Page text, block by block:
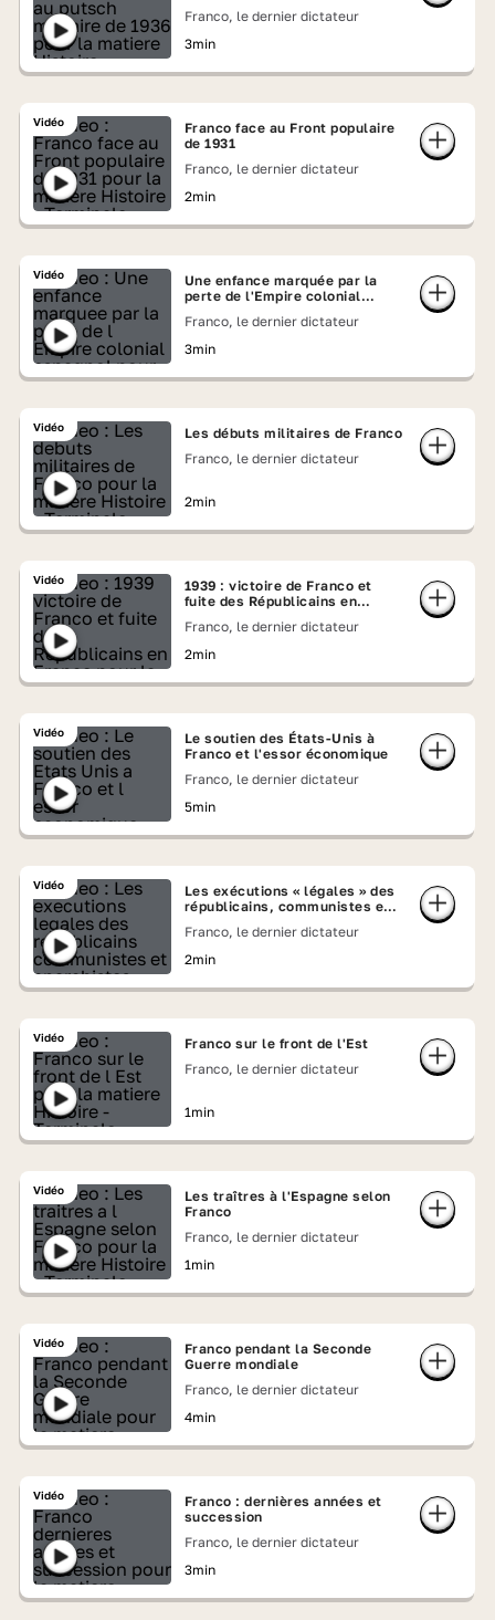
Franco, le dernier dictateur
3min
Vidéo
Franco face au Front populaire
de 1931
Franco, le dernier dictateur
2min
Vidéo
Une enfance marquée par la
perte de l'Empire colonial
Franco, le dernier dictateur
3min
Vidéo
Les débuts militaires de Franco
Franco, le dernier dictateur
2min
Vidéo
1939 : victoire de Franco et
fuite des Républicains en
Franco, le dernier dictateur
2min
Vidéo
Le soutien des États-Unis à
Franco et l'essor économique
Franco, le dernier dictateur
5min
Vidéo
Les exécutions « légales » des
républicains, communistes et
Franco, le dernier dictateur
2min
Vidéo
Franco sur le front de l'Est
Franco, le dernier dictateur
1min
Vidéo
Les traîtres à l'Espagne selon
Franco
Franco, le dernier dictateur
1min
Vidéo
Franco pendant la Seconde
Guerre mondiale
Franco, le dernier dictateur
4min
Vidéo
Franco : dernières années et
succession
Franco, le dernier dictateur
3min